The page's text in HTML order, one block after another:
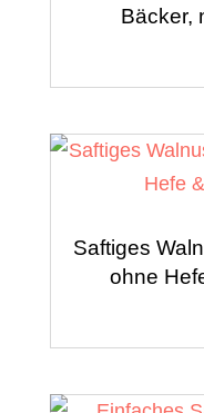
Bäcker,
Saftiges
ohne